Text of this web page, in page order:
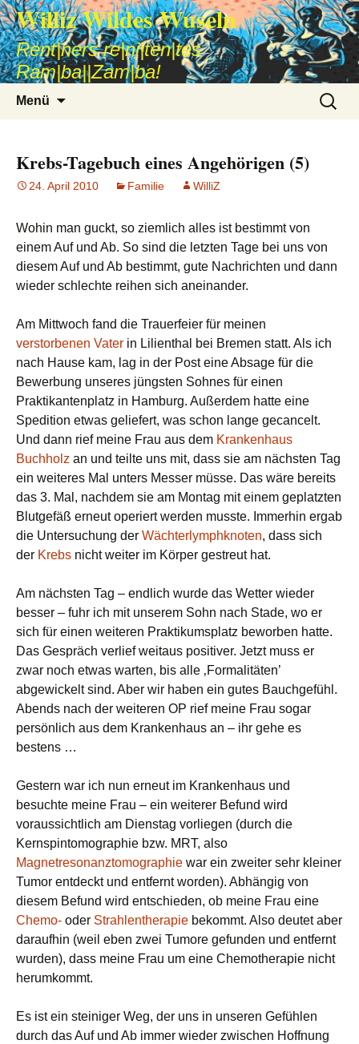
Williz Wildes Wuseln
Rent|ners re|ni|ten|tes
Ram|ba||Zam|ba!
Menü
Suche
nach:
Krebs-Tagebuch eines Angehörigen (5)
24. April 2010 Familie WilliZ
Wohin man guckt, so ziemlich alles ist bestimmt von
einem Auf und Ab. So sind die letzten Tage bei uns von
diesem Auf und Ab bestimmt, gute Nachrichten und dann
wieder schlechte reihen sich aneinander.
Am Mittwoch fand die Trauerfeier für meinen
verstorbenen Vater in Lilienthal bei Bremen statt. Als ich
nach Hause kam, lag in der Post eine Absage für die
Bewerbung unseres jüngsten Sohnes für einen
Praktikantenplatz in Hamburg. Außerdem hatte eine
Spedition etwas geliefert, was schon lange gecancelt.
Und dann rief meine Frau aus dem Krankenhaus
Buchholz an und teilte uns mit, dass sie am nächsten Tag
ein weiteres Mal unters Messer müsse. Das wäre bereits
das 3. Mal, nachdem sie am Montag mit einem geplatzten
Blutgefäß erneut operiert werden musste. Immerhin ergab
die Untersuchung der Wächterlymphknoten, dass sich
der Krebs nicht weiter im Körper gestreut hat.
Am nächsten Tag – endlich wurde das Wetter wieder
besser – fuhr ich mit unserem Sohn nach Stade, wo er
sich für einen weiteren Praktikumsplatz beworben hatte.
Das Gespräch verlief weitaus positiver. Jetzt muss er
zwar noch etwas warten, bis alle ‚Formalitäten’
abgewickelt sind. Aber wir haben ein gutes Bauchgefühl.
Abends nach der weiteren OP rief meine Frau sogar
persönlich aus dem Krankenhaus an – ihr gehe es
bestens …
Gestern war ich nun erneut im Krankenhaus und
besuchte meine Frau – ein weiterer Befund wird
voraussichtlich am Dienstag vorliegen (durch die
Kernspintomographie bzw. MRT, also
Magnetresonanztomographie war ein zweiter sehr kleiner
Tumor entdeckt und entfernt worden). Abhängig von
diesem Befund wird entschieden, ob meine Frau eine
Chemo- oder Strahlentherapie bekommt. Also deutet aber
daraufhin (weil eben zwei Tumore gefunden und entfernt
wurden), dass meine Frau um eine Chemotherapie nicht
herumkommt.
Es ist ein steiniger Weg, der uns in unseren Gefühlen
durch das Auf und Ab immer wieder zwischen Hoffnung